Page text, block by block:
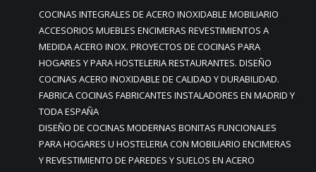
COCINAS INTEGRALES DE ACERO INOXIDABLE MOBILIARIO
ACCESORIOS MUEBLES ENCIMERAS REVESTIMIENTOS A
MEDIDA ACERO INOX. PROYECTOS DE COCINAS PARA
HOGARES Y PARA HOSTELERIA RESTAURANTES. DISEÑO
COCINAS ACERO INOXIDABLE DE CALIDAD Y DURABILIDAD.
FABRICA COCINAS FABRICANTES INSTALADORES EN MADRID Y
TODA ESPAÑA
DISEÑO DE COCINAS MODERNAS BONITAS FUNCIONALES
PARA HOGARES U HOSTELERIA CON MOBILIARIO ENCIMERAS
Y REVESTIMIENTO DE PAREDES Y SUELOS EN ACERO